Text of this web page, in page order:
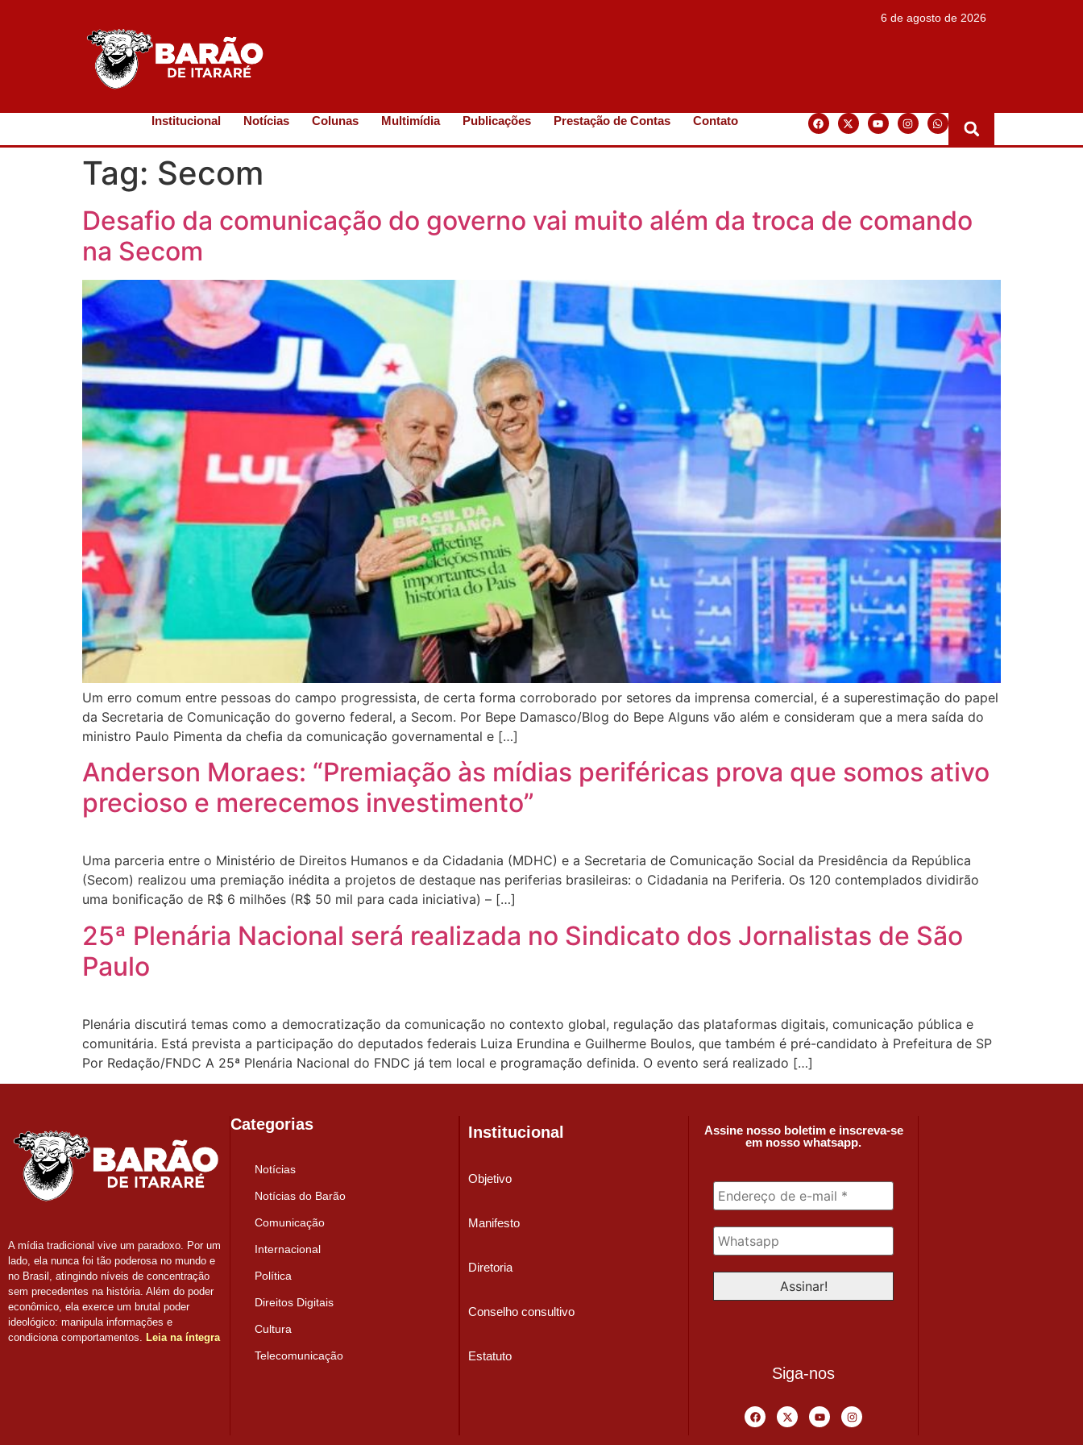
6 de agosto de 2026
Institucional Notícias Colunas Multimídia Publicações Prestação de Contas Contato
Tag: Secom
Desafio da comunicação do governo vai muito além da troca de comando
na Secom
Um erro comum entre pessoas do campo progressista, de certa forma corroborado por setores da imprensa comercial, é a superestimação do papel
da Secretaria de Comunicação do governo federal, a Secom. Por Bepe Damasco/Blog do Bepe Alguns vão além e consideram que a mera saída do
ministro Paulo Pimenta da chefia da comunicação governamental e […]
Anderson Moraes: “Premiação às mídias periféricas prova que somos ativo
precioso e merecemos investimento”
Uma parceria entre o Ministério de Direitos Humanos e da Cidadania (MDHC) e a Secretaria de Comunicação Social da Presidência da República
(Secom) realizou uma premiação inédita a projetos de destaque nas periferias brasileiras: o Cidadania na Periferia. Os 120 contemplados dividirão
uma bonificação de R$ 6 milhões (R$ 50 mil para cada iniciativa) – […]
25ª Plenária Nacional será realizada no Sindicato dos Jornalistas de São
Paulo
Plenária discutirá temas como a democratização da comunicação no contexto global, regulação das plataformas digitais, comunicação pública e
comunitária. Está prevista a participação do deputados federais Luiza Erundina e Guilherme Boulos, que também é pré-candidato à Prefeitura de SP
Por Redação/FNDC A 25ª Plenária Nacional do FNDC já tem local e programação definida. O evento será realizado […]
A mídia tradicional vive um paradoxo. Por um
lado, ela nunca foi tão poderosa no mundo e
no Brasil, atingindo níveis de concentração
sem precedentes na história. Além do poder
econômico, ela exerce um brutal poder
ideológico: manipula informações e
condiciona comportamentos. Leia na íntegra
Categorias
Notícias
Notícias do Barão
Comunicação
Internacional
Política
Direitos Digitais
Cultura
Telecomunicação
Institucional
Objetivo
Manifesto
Diretoria
Conselho consultivo
Estatuto
Assine nosso boletim e inscreva-se
em nosso whatsapp.
Siga-nos